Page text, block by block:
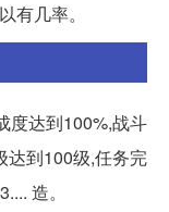
有几率。
度达到100%,战斗
达到100级,任务完
造。